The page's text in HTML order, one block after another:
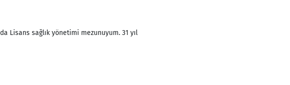
Lisans sağlık yönetimi mezunuyum. 31 yıl